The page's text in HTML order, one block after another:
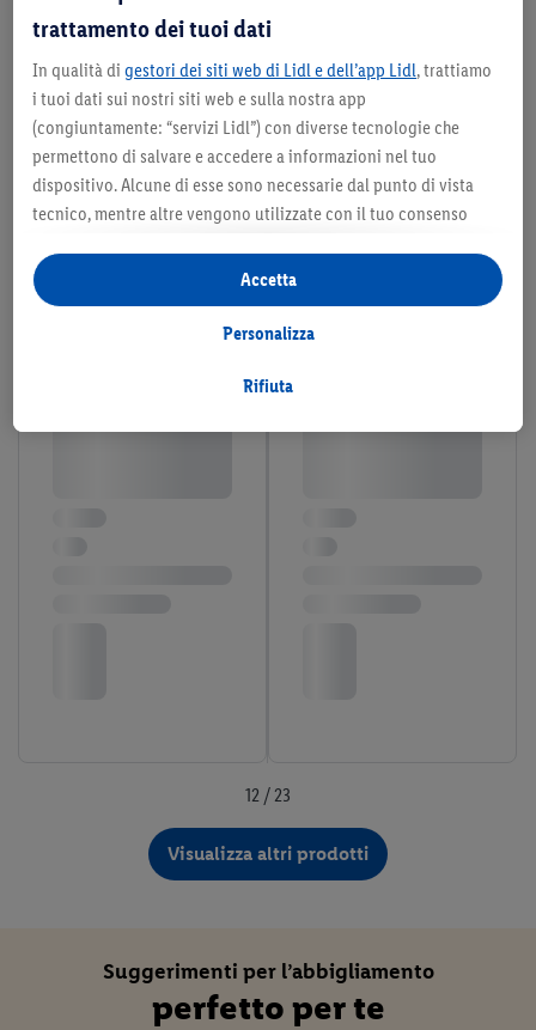
12 / 23
Visualizza altri prodotti
Suggerimenti per l’abbigliamento
perfetto per te
trattamento dei tuoi dati
In qualità di gestori dei siti web di Lidl e dell’app Lidl, trattiamo
i tuoi dati sui nostri siti web e sulla nostra app
(congiuntamente: “servizi Lidl”) con diverse tecnologie che
permettono di salvare e accedere a informazioni nel tuo
dispositivo. Alcune di esse sono necessarie dal punto di vista
tecnico, mentre altre vengono utilizzate con il tuo consenso
statistiche o per realizzare pubblicità personalizzate all’interno
e all’esterno dei servizi Lidl. Se partecipi al programma Lidl Plus,
per tali finalità vengono trattati anche dati riguardanti il tuo
Selezionando “Personalizza” puoi consentire solo alcune
Rifiuta
Personalizza
Accetta